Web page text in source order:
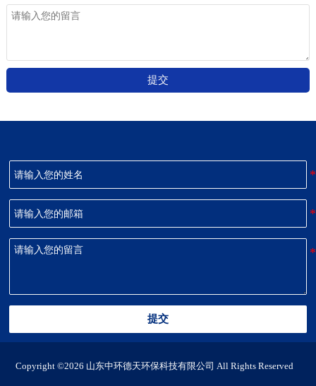
提交
提交
Copyright ©2026 山东中环德天环保科技有限公司 All Rights Reserved